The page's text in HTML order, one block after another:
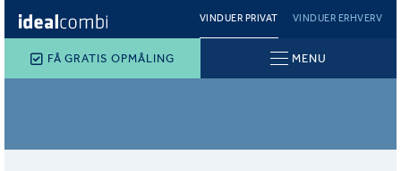
VINDUER PRIVAT VINDUER ERHVERV
FÅ GRATIS OPMÅLING MENU